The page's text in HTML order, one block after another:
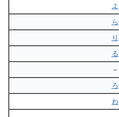
よ
ら
り
る
–
ろ
わ